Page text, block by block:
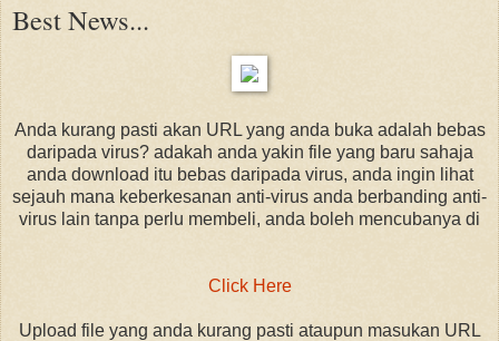
Best News...
Anda kurang pasti akan URL yang anda buka adalah bebas
daripada virus? adakah anda yakin file yang baru sahaja
anda download itu bebas daripada virus, anda ingin lihat
sejauh mana keberkesanan anti-virus anda berbanding anti-
virus lain tanpa perlu membeli, anda boleh mencubanya di
Click Here
Upload file yang anda kurang pasti ataupun masukan URL